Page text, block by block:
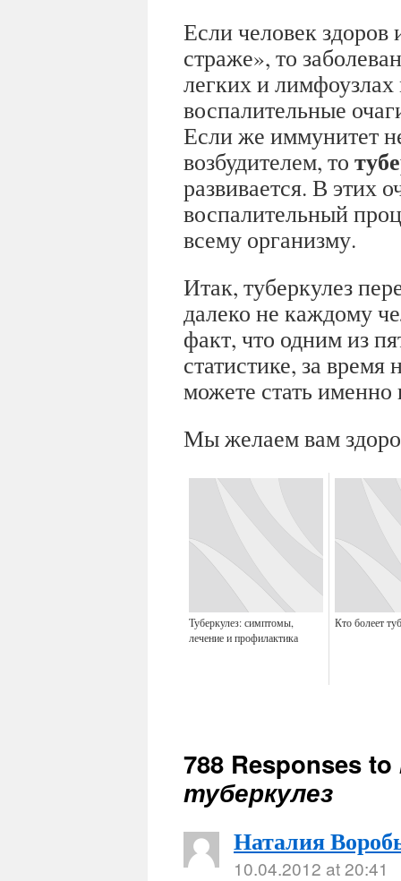
Если человек
страже», то
легких и
воспалительные
Если же иммунитет
возбудителем, то
развивается. В этих
воспалительный
всему организму.
Итак, туберкулез
далеко не каждому
факт, что одним из
статистике, за
можете стать именно
Мы желаем вам
Туберкулез: симптомы,
лечение и профилактика
Кто болеет
788 Responses to
туберкулез
Наталия
10.04.2012 at 20:41